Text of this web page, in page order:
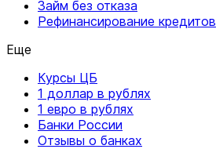
Займ без отказа
Рефинансирование кредитов
Еще
Курсы ЦБ
1 доллар в рублях
1 евро в рублях
Банки России
Отзывы о банках